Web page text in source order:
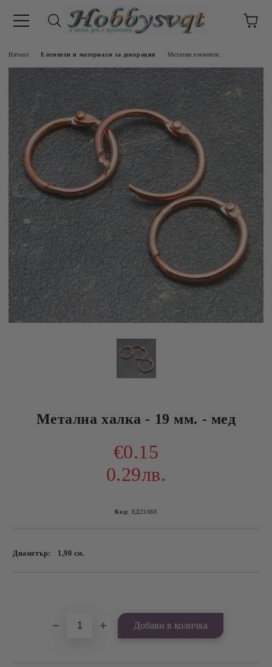
Начало Елементи и материали за декорация Метални елементи
Метална халка - 19 мм. - мед
€0.15
0.29лв.
Код: ЕД21088
Диаметър: 1,90 см.